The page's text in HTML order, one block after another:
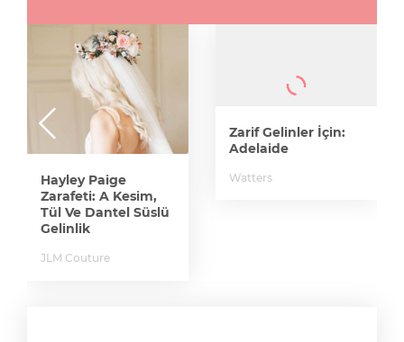
Hayley Paige
Zarafeti: A Kesim,
Tül Ve Dantel Süslü
Gelinlik
JLM Couture
Zarif Gelinler İçin:
Adelaide
Watters